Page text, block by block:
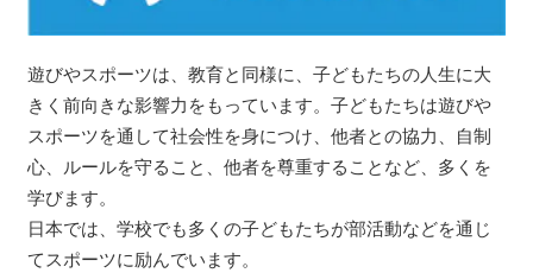
遊びやスポーツは、教育と同様に、子どもたちの人生に大
きく前向きな影響力をもっています。子どもたちは遊びや
スポーツを通して社会性を身につけ、他者との協力、自制
心、ルールを守ること、他者を尊重することなど、多くを
学びます。
日本では、学校でも多くの子どもたちが部活動などを通じ
てスポーツに励んでいます。